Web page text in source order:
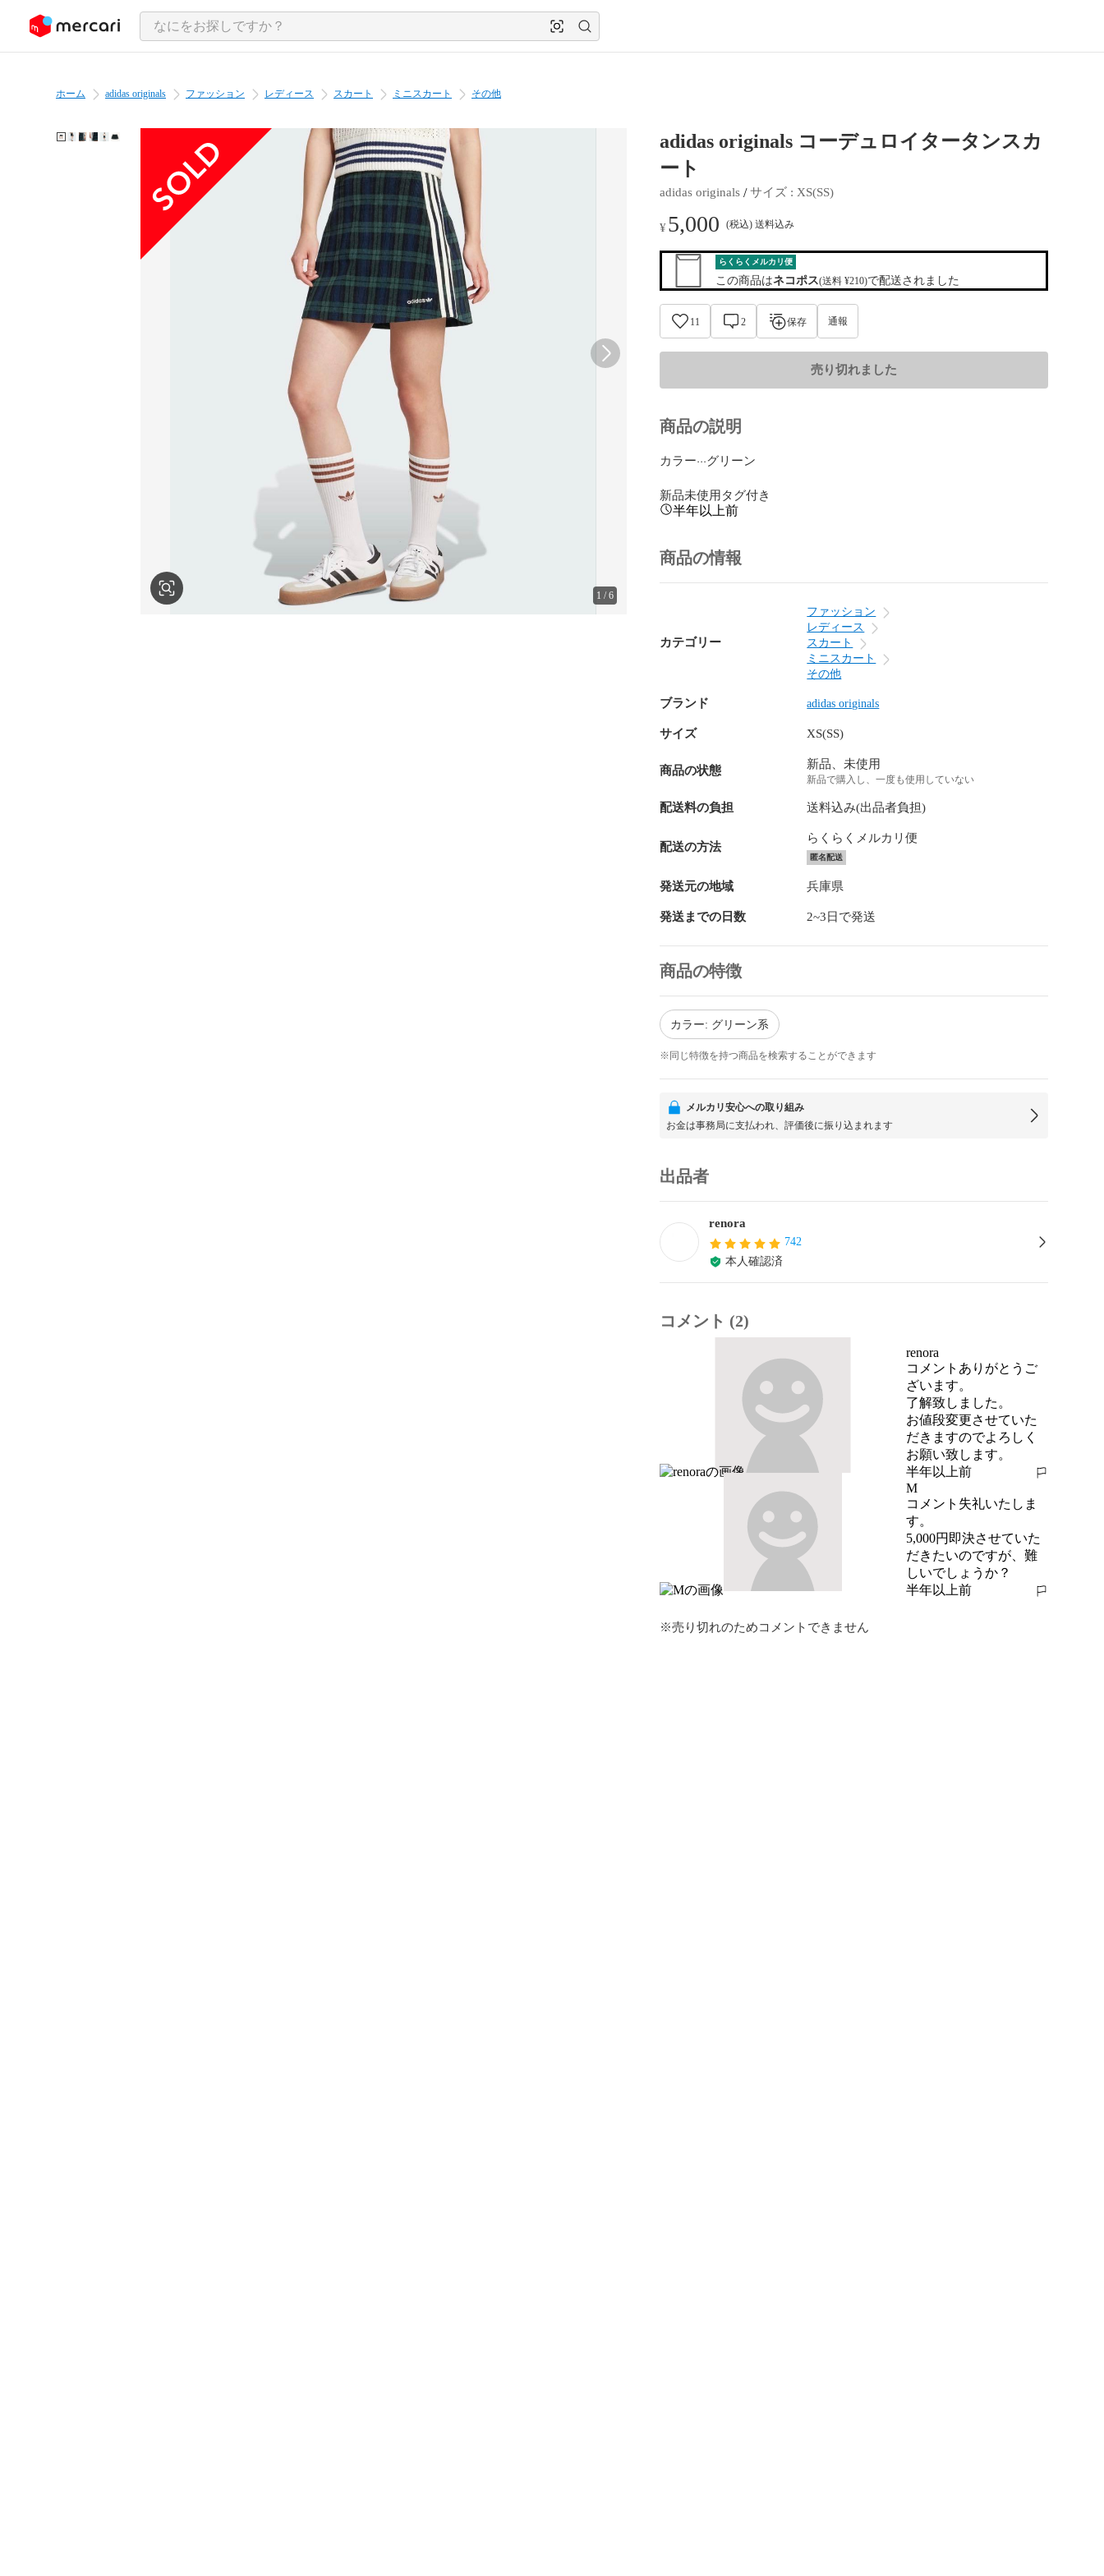
ツにスキップ
ホーム adidas originals ファッション レディース スカート ミニスカート その他
1 /6
adidas originals コーデュロイタータンスカ
ート
adidas originals / サイズ : XS(SS)
¥ 5,000 (税込) 送料込み
らくらくメルカリ便
この商品はネコポス(送料 ¥210)で配送されました
11 2 保存 通報
売り切れました
商品の説明
カラー···グリーン
新品未使用タグ付き
半年以上前
商品の情報
カテゴリー
ファッション
レディース
スカート
ミニスカート
その他
ブランド adidas originals
サイズ XS(SS)
商品の状態 新品、未使用
新品で購入し、一度も使用していない
配送料の負担 送料込み(出品者負担)
配送の方法
らくらくメルカリ便
匿名配送
発送元の地域 兵庫県
発送までの日数 2~3日で発送
商品の特徴
カラー: グリーン系
※同じ特徴を持つ商品を検索することができます
メルカリ安心への取り組み
お金は事務局に支払われ、評価後に振り込まれます
出品者
renora
742
本人確認済
コメント (2)
renora
コメントありがとうご
ざいます。
了解致しました。
お値段変更させていた
だきますのでよろしく
お願い致します。
半年以上前
報告する
M
コメント失礼いたしま
す。
5,000円即決させていた
だきたいのですが、難
しいでしょうか？
半年以上前
報告する
※売り切れのためコメントできません